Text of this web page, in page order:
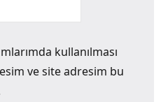
kullanılması
ve site adresim bu